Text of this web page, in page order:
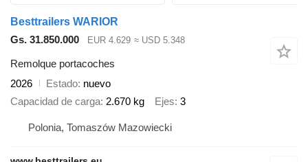
Besttrailers WARIOR
Gs. 31.850.000
EUR 4.629 ≈ USD 5.348
Remolque portacoches
2026
Estado nuevo
Capacidad de carga 2.670 kg Ejes 3
Polonia, Tomaszów Mazowiecki